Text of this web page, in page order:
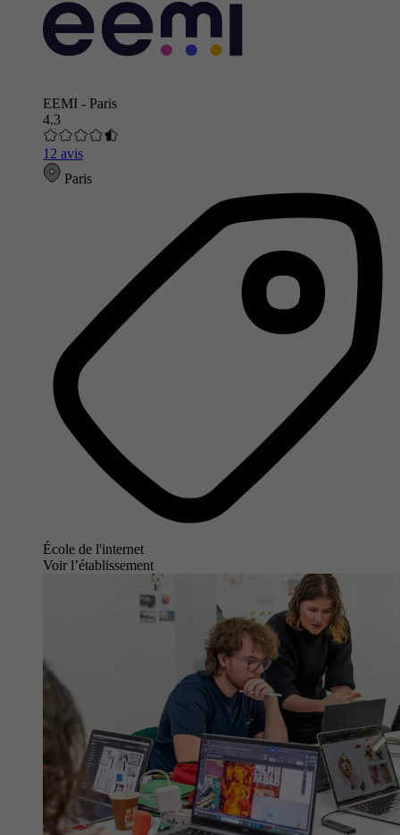
EEMI - Paris
4.3
12 avis
Paris
École de l'internet
Voir l’établissement